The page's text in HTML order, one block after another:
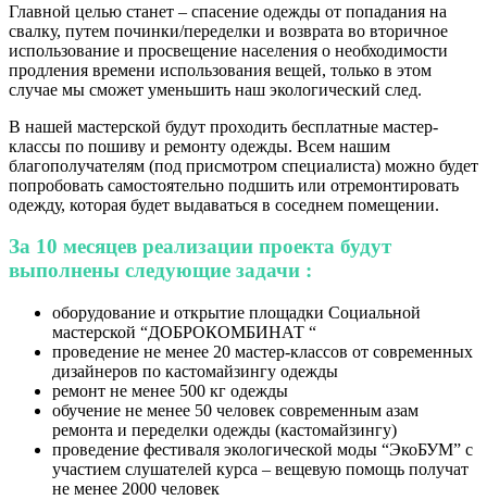
Главной целью станет – спасение одежды от попадания на
свалку, путем починки/переделки и возврата во вторичное
использование и просвещение населения о необходимости
продления времени использования вещей, только в этом
случае мы сможет уменьшить наш экологический след.
В нашей мастерской будут проходить бесплатные мастер-
классы по пошиву и ремонту одежды. Всем нашим
благополучателям (под присмотром специалиста) можно будет
попробовать самостоятельно подшить или отремонтировать
одежду, которая будет выдаваться в соседнем помещении.
За 10 месяцев реализации проекта будут
выполнены следующие задачи :
оборудование и открытие площадки Социальной
мастерской “ДОБРОКОМБИНАТ “
проведение не менее 20 мастер-классов от современных
дизайнеров по кастомайзингу одежды
ремонт не менее 500 кг одежды
обучение не менее 50 человек современным азам
ремонта и переделки одежды (кастомайзингу)
проведение фестиваля экологической моды “ЭкоБУМ” с
участием слушателей курса – вещевую помощь получат
не менее 2000 человек